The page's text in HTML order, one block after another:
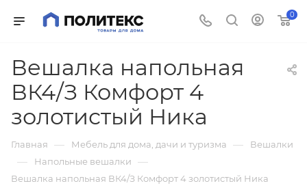
0
Вешалка напольная
ВК4/З Комфорт 4
золотистый Ника
Главная — Мебель для дома, дачи и туризма — Вешалки
— Напольные вешалки —
Вешалка напольная ВК4/З Комфорт 4 золотистый Ника